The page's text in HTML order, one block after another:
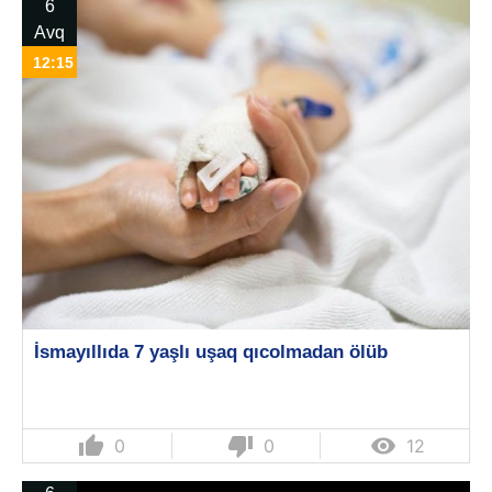
6
Avq
12:15
İsmayıllıda 7 yaşlı uşaq qıcolmadan ölüb
thumb_up 0 thumb_down 0  12